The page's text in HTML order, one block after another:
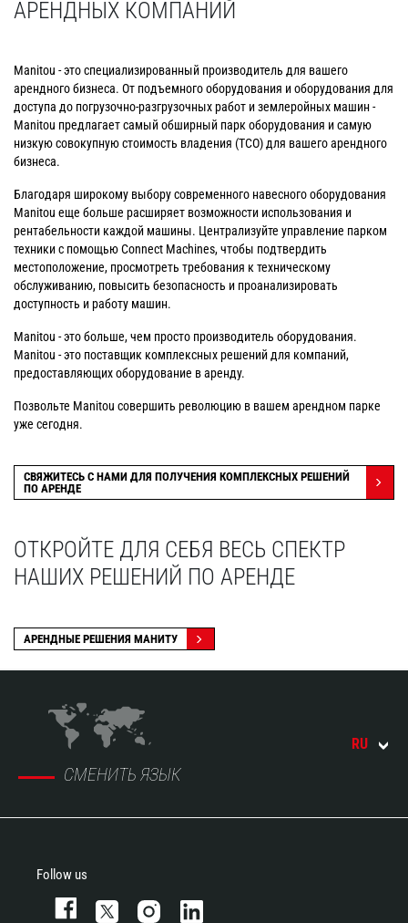
АРЕНДНЫХ КОМПАНИЙ
Manitou - это специализированный производитель для вашего
арендного бизнеса. От подъемного оборудования и оборудования для
доступа до погрузочно-разгрузочных работ и землеройных машин -
Manitou предлагает самый обширный парк оборудования и самую
низкую совокупную стоимость владения (TCO) для вашего арендного
бизнеса.
Благодаря широкому выбору современного навесного оборудования
Manitou еще больше расширяет возможности использования и
рентабельности каждой машины. Централизуйте управление парком
техники с помощью Connect Machines, чтобы подтвердить
местоположение, просмотреть требования к техническому
обслуживанию, повысить безопасность и проанализировать
доступность и работу машин.
Manitou - это больше, чем просто производитель оборудования.
Manitou - это поставщик комплексных решений для компаний,
предоставляющих оборудование в аренду.
Позвольте Manitou совершить революцию в вашем арендном парке
уже сегодня.
СВЯЖИТЕСЬ С НАМИ ДЛЯ ПОЛУЧЕНИЯ КОМПЛЕКСНЫХ РЕШЕНИЙ
ПО АРЕНДЕ
ОТКРОЙТЕ ДЛЯ СЕБЯ ВЕСЬ СПЕКТР
НАШИХ РЕШЕНИЙ ПО АРЕНДЕ
АРЕНДНЫЕ РЕШЕНИЯ МАНИТУ
СМЕНИТЬ ЯЗЫК
RU
Follow us